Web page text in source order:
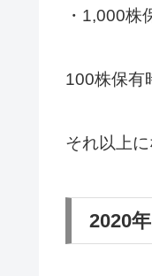
・1,000株
100株保有
それ以上
2020